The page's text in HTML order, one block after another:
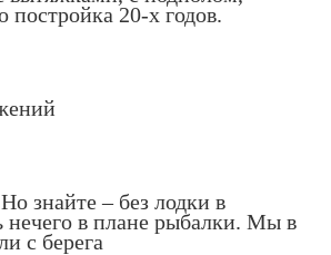
постройка 20-х годов.
знайте – без лодки в
нечего в плане рыбалки. Мы в
с берега